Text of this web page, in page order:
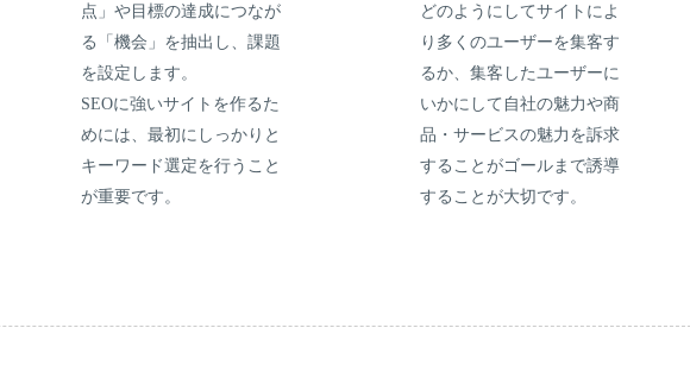
点」や目標の達成につなが
る「機会」を抽出し、課題
を設定します。
SEOに強いサイトを作るた
めには、最初にしっかりと
キーワード選定を行うこと
が重要です。
どのようにしてサイトによ
り多くのユーザーを集客す
るか、集客したユーザーに
いかにして自社の魅力や商
品・サービスの魅力を訴求
することがゴールまで誘導
することが大切です。